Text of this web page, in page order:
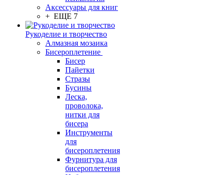
Аксессуары для книг
+ ЕЩЕ 7
Рукоделие и творчество
Алмазная мозаика
Бисероплетение
Бисер
Пайетки
Стразы
Бусины
Леска,
проволока,
нитки для
бисера
Инструменты
для
бисероплетения
Фурнитура для
бисероплетения